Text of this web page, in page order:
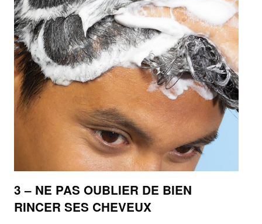
3 – NE PAS OUBLIER DE BIEN
RINCER SES CHEVEUX